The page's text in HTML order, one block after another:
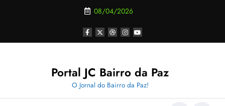
08/04/2026
Portal JC Bairro da Paz
O Jornal do Bairro da Paz!